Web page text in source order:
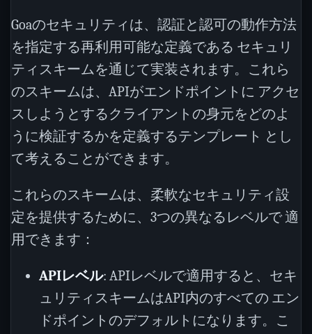
Goaのセキュリティは、認証と認可の動作方法
を指定する再利用可能な定義である セキュリ
ティスキームを通じて実装されます。これら
のスキームは、APIがエンドポイントに アクセ
スしようとするクライアントの身元をどのよ
うに検証するかを定義するテンプレート とし
て考えることができます。
これらのスキームは、柔軟なセキュリティ設
定を提供するために、3つの異なるレベルで 適
用できます：
APIレベル: APIレベルで適用すると、セキ
ュリティスキームはAPI内のすべての エン
ドポイントのデフォルトになります。こ